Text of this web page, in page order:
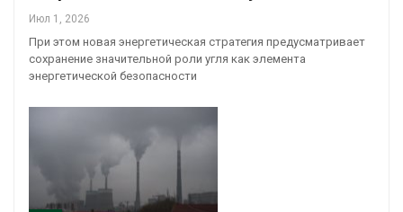
Июл 1, 2026
При этом новая энергетическая стратегия предусматривает
сохранение значительной роли угля как элемента
энергетической безопасности